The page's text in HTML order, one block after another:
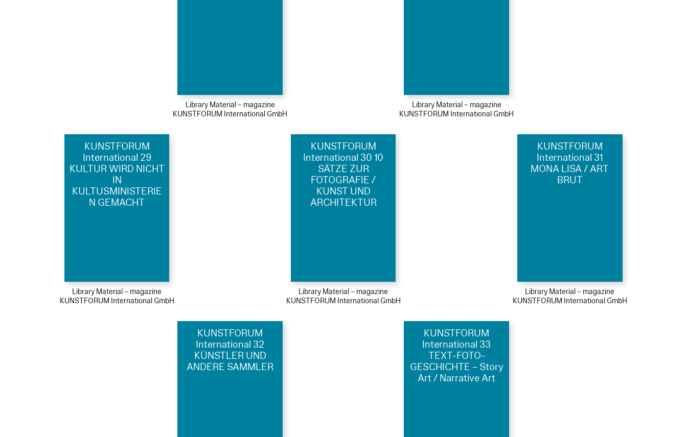
Library Material – magazine
KUNSTFORUM International GmbH
Library Material – magazine
KUNSTFORUM International GmbH
KUNSTFORUM
International 29
KULTUR WIRD NICHT
IN
KULTUSMINISTERIE
N GEMACHT
Library Material – magazine
KUNSTFORUM International GmbH
KUNSTFORUM
International 30 10
SÄTZE ZUR
FOTOGRAFIE /
KUNST UND
ARCHITEKTUR
Library Material – magazine
KUNSTFORUM International GmbH
KUNSTFORUM
International 31
MONA LISA / ART
BRUT
Library Material – magazine
KUNSTFORUM International GmbH
KUNSTFORUM
International 32
KÜNSTLER UND
ANDERE SAMMLER
KUNSTFORUM
International 33
TEXT-FOTO-
GESCHICHTE – Story
Art / Narrative Art